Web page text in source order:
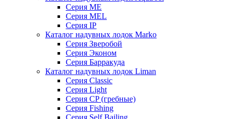
Серия ME
Серия MEL
Серия IP
Каталог надувных лодок Marko
Серия Зверобой
Серия Эконом
Серия Барракуда
Каталог надувных лодок Liman
Серия Classic
Серия Light
Серия CP (гребные)
Серия Fishing
Серия Self Bailing